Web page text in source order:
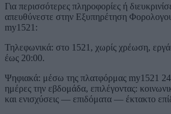
Για περισσότερες πληροφορίες ή
απευθύνεστε στην Εξυπηρέτηση
my1521:
Τηλεφωνικά: στο 1521, χωρίς χρέωση,
έως 20:00.
Ψηφιακά: μέσω της πλατφόρμας my1521
ημέρες την εβδομάδα, επιλέγοντας:
και ενισχύσεις — επιδόματα — έκτακτο